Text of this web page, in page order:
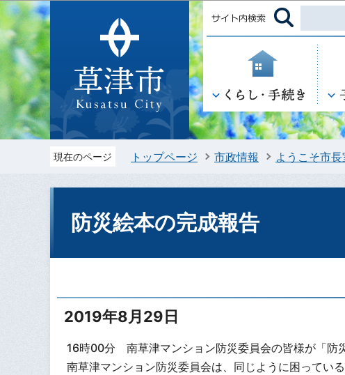
現在のページ トップページ 市政情報 ようこそ市
防災絵本の完成報告
2019年8月29日
16時00分 南草津マンション防災委員会の皆様が「防
南草津マンション防災委員会は、同じように困ってい